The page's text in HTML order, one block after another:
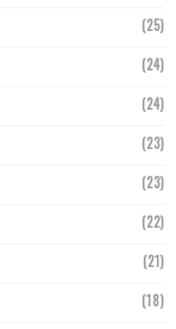
(25)
(24)
(24)
(23)
(23)
(22)
(21)
(18)